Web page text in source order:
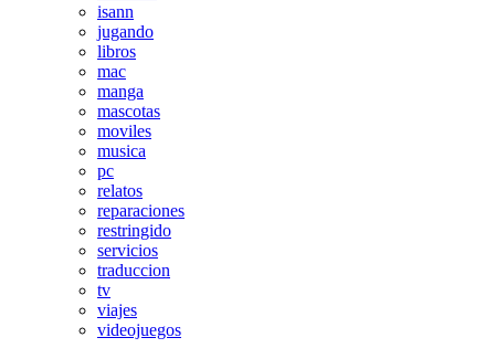
isann
jugando
libros
mac
manga
mascotas
moviles
musica
pc
relatos
reparaciones
restringido
servicios
traduccion
tv
viajes
videojuegos